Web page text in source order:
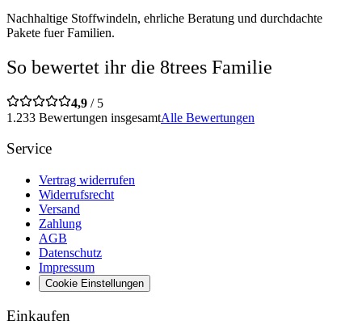
Nachhaltige Stoffwindeln, ehrliche Beratung und durchdachte
Pakete fuer Familien.
So bewertet ihr die 8trees Familie
4,9 / 5
1.233 Bewertungen insgesamtAlle Bewertungen
Service
Vertrag widerrufen
Widerrufsrecht
Versand
Zahlung
AGB
Datenschutz
Impressum
Cookie Einstellungen
Einkaufen